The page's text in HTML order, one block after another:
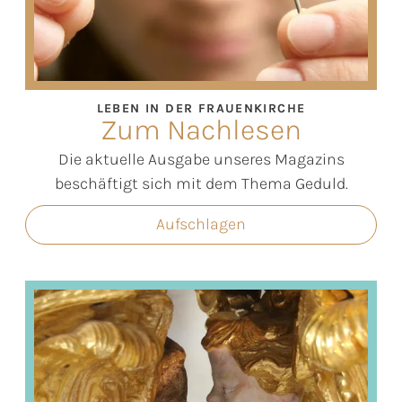
LEBEN IN DER FRAUENKIRCHE
Zum Nachlesen
Die aktuelle Ausgabe unseres Magazins
beschäftigt sich mit dem Thema Geduld.
Aufschlagen